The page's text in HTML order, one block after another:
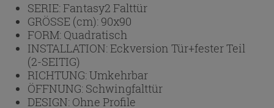
SERIE:Fantasy2 Falttür
GRÖSSE (cm): 90x90
FORM: Quadratisch
INSTALLATION:Eckversion Tür+fester Teil
(2-SEITIG)
RICHTUNG:Umkehrbar
ÖFFNUNG: Schwingfalttür
DESIGN: Ohne Profile